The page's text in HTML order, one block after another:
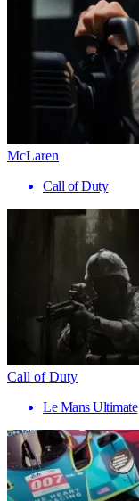
McLaren
Call of Duty
Call of Duty
Le Mans Ultimate